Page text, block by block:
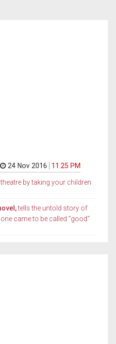
24 Nov 2016 11.25 PM
by taking your children
tells the untold story of
came to be called "good"